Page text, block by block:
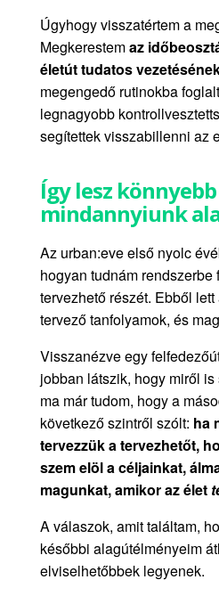
Úgyhogy visszatértem a
Megkerestemaz
életút tudatos
megengedő rutinokba
legnagyobb
segítettek visszabillenni az
Így lesz könnyebb
mindannyiunk
Az urban:eve első nyolc
hogyan tudnám
tervezhető részét. Ebből
tervező tanfolyamok, és
Visszanézve egy
jobban látszik, hogy miről
ma már tudom, hogy a
következő szintről szólt: ha
tervezzük a tervezhetőt,
szem elöl a céljainkat,
magunkat, amikor az élet
A válaszok, amit találtam,
későbbi alagútélményeim
elviselhetőbbek legyenek.